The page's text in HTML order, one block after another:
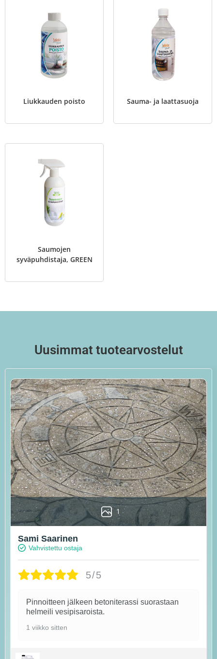
Liukkauden poisto Sauma- ja laattasuoja
Saumojen
syväpuhdistaja, GREEN
Uusimmat tuotearvostelut
1
Sami Saarinen
Vahvistettu ostaja
5/5
Pinnoitteen jälkeen betoniterassi suorastaan
helmeili vesipisaroista.
1 viikko sitten